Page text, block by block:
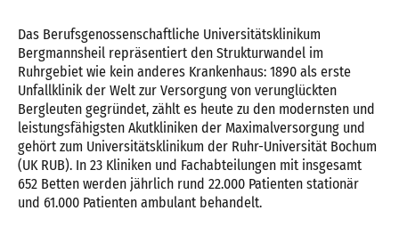
Das Berufsgenossenschaftliche Universitätsklinikum
Bergmannsheil repräsentiert den Strukturwandel im
Ruhrgebiet wie kein anderes Krankenhaus: 1890 als erste
Unfallklinik der Welt zur Versorgung von verunglückten
Bergleuten gegründet, zählt es heute zu den modernsten und
leistungsfähigsten Akutkliniken der Maximalversorgung und
gehört zum Universitätsklinikum der Ruhr-Universität Bochum
(UK RUB). In 23 Kliniken und Fachabteilungen mit insgesamt
652 Betten werden jährlich rund 22.000 Patienten stationär
und 61.000 Patienten ambulant behandelt.